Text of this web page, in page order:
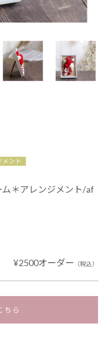
メント
＊アレンジメント/af
¥2500オーダー （税込）
ちら